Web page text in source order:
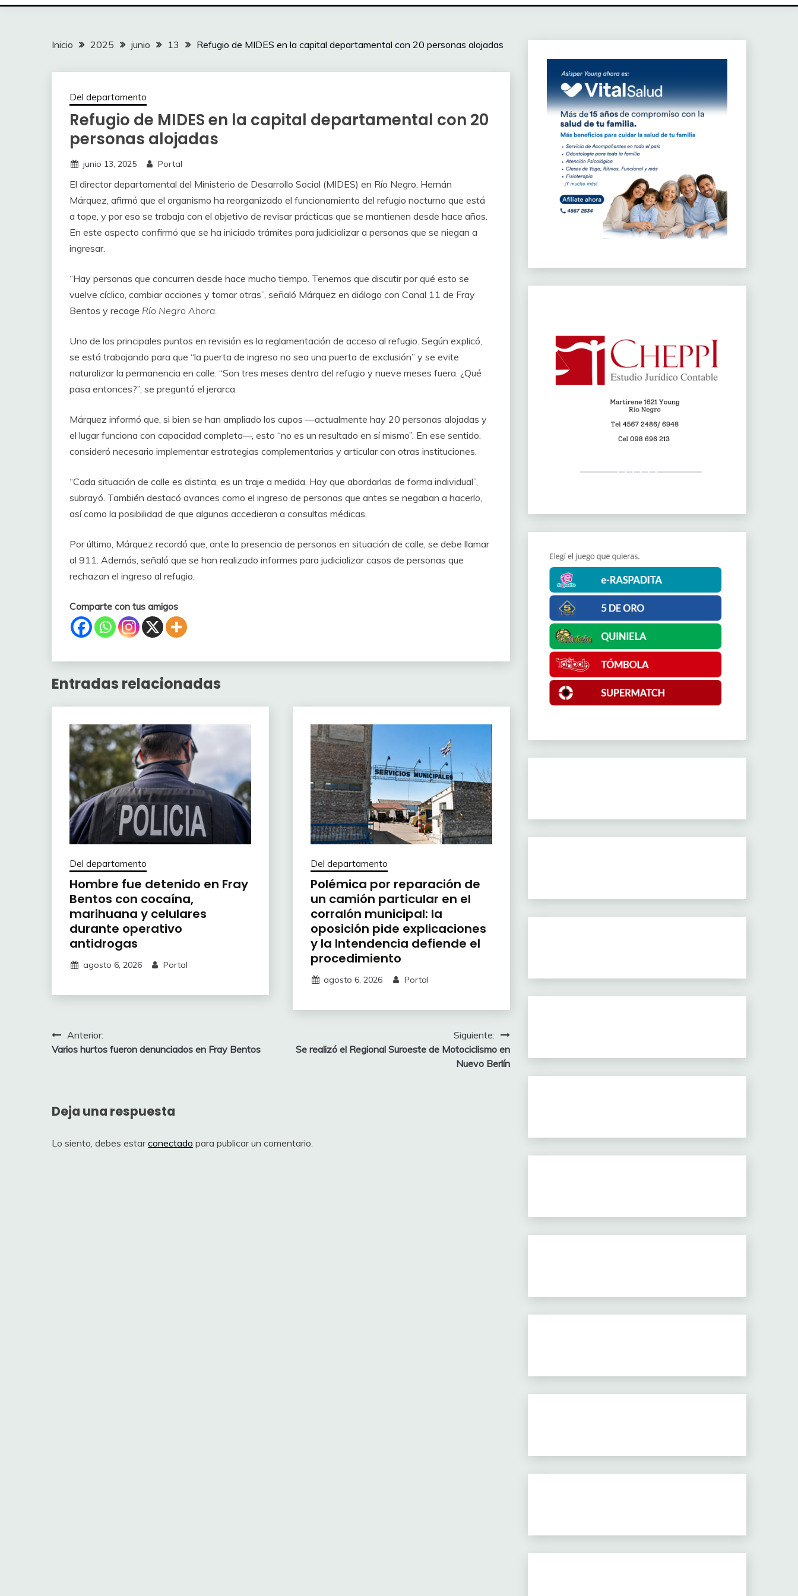
Inicio 2025 junio 13 Refugio de MIDES en la capital departamental con 20 personas alojadas
Del departamento
Refugio de MIDES en la capital departamental con 20
personas alojadas
junio 13, 2025 Portal
El director departamental del Ministerio de Desarrollo Social (MIDES) en Río Negro, Hernán
Márquez, afirmó que el organismo ha reorganizado el funcionamiento del refugio nocturno que está
a tope, y por eso se trabaja con el objetivo de revisar prácticas que se mantienen desde hace años.
En este aspecto confirmó que se ha iniciado trámites para judicializar a personas que se niegan a
ingresar.
“Hay personas que concurren desde hace mucho tiempo. Tenemos que discutir por qué esto se
vuelve cíclico, cambiar acciones y tomar otras”, señaló Márquez en diálogo con Canal 11 de Fray
Bentos y recoge Río Negro Ahora.
Uno de los principales puntos en revisión es la reglamentación de acceso al refugio. Según explicó,
se está trabajando para que “la puerta de ingreso no sea una puerta de exclusión” y se evite
naturalizar la permanencia en calle. “Son tres meses dentro del refugio y nueve meses fuera. ¿Qué
pasa entonces?”, se preguntó el jerarca.
Márquez informó que, si bien se han ampliado los cupos —actualmente hay 20 personas alojadas y
el lugar funciona con capacidad completa—, esto “no es un resultado en sí mismo”. En ese sentido,
consideró necesario implementar estrategias complementarias y articular con otras instituciones.
“Cada situación de calle es distinta, es un traje a medida. Hay que abordarlas de forma individual”,
subrayó. También destacó avances como el ingreso de personas que antes se negaban a hacerlo,
así como la posibilidad de que algunas accedieran a consultas médicas.
Por último, Márquez recordó que, ante la presencia de personas en situación de calle, se debe llamar
al 911. Además, señaló que se han realizado informes para judicializar casos de personas que
rechazan el ingreso al refugio.
Comparte con tus amigos
Entradas relacionadas
Del departamento
Hombre fue detenido en Fray
Bentos con cocaína,
marihuana y celulares
durante operativo
antidrogas
agosto 6, 2026 Portal
Del departamento
Polémica por reparación de
un camión particular en el
corralón municipal: la
oposición pide explicaciones
y la Intendencia defiende el
procedimiento
agosto 6, 2026 Portal
Navegación
de
Anterior:
Varios hurtos fueron denunciados en Fray Bentos
Siguiente:
Se realizó el Regional Suroeste de Motociclismo en
Nuevo Berlín
Deja una respuesta
Lo siento, debes estarconectado para publicar un comentario.